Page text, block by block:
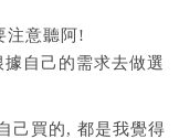
注意聽阿!
自己的需求去做選
己買的, 都是我覺得